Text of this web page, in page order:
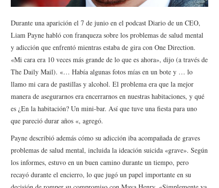
Durante una aparición el 7 de junio en el podcast Diario de un CEO,
Liam Payne habló con franqueza sobre los problemas de salud mental
y adicción que enfrentó mientras estaba de gira con One Direction.
«Mi cara era 10 veces más grande de lo que es ahora», dijo (a través de
The Daily Mail). «… Había algunas fotos mías en un bote y … lo
llamo mi cara de pastillas y alcohol. El problema era que la mejor
manera de asegurarnos era encerrarnos en nuestras habitaciones, y qué
es ¿En la habitación? Un mini-bar. Así que tuve una fiesta para uno
que pareció durar años «, agregó.
Payne describió además cómo su adicción iba acompañada de graves
problemas de salud mental, incluida la ideación suicida «grave». Según
los informes, estuvo en un buen camino durante un tiempo, pero
recayó durante el encierro, lo que jugó un papel importante en su